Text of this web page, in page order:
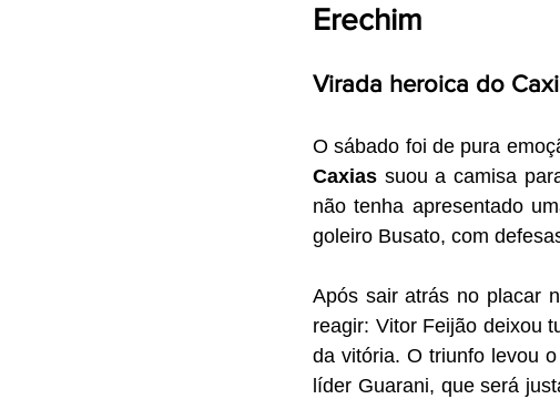
Erechim
Virada heroica do
Caxias suou a camisa
não tenha apresentado
goleiro Busato, com
Após sair atrás no placar
reagir: Vitor Feijão deixou
da vitória. O triunfo levou
líder Guarani, que será